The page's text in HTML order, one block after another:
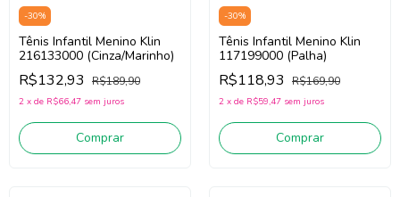
-30%
Tênis Infantil Menino Klin
216133000 (Cinza/Marinho)
R$132,93 R$189,90
2 x de R$66,47 sem juros
Comprar
-30%
Tênis Infantil Menino Klin
117199000 (Palha)
R$118,93 R$169,90
2 x de R$59,47 sem juros
Comprar